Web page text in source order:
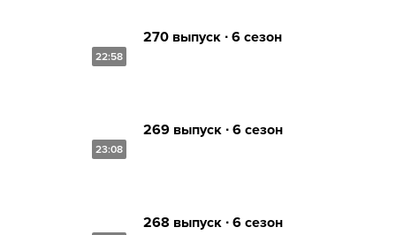
22:58
270 выпуск ∙ 6 сезон
23:08
269 выпуск ∙ 6 сезон
268 выпуск ∙ 6 сезон